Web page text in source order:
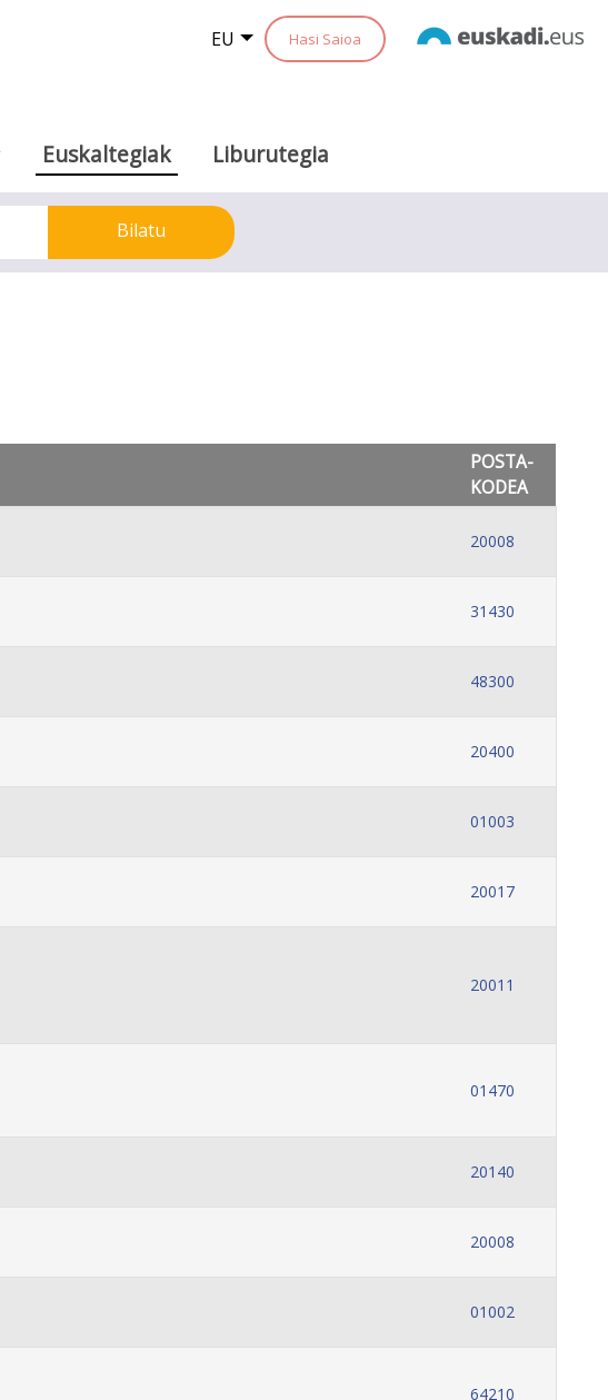
EU Hasi Saioa
Euskaltegiak Liburutegia
Bilatu
POSTA-
KODEA
20008
31430
48300
20400
01003
20017
20011
01470
20140
20008
01002
64210